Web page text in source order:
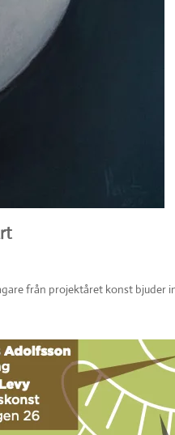
från projektåret konst bjuder